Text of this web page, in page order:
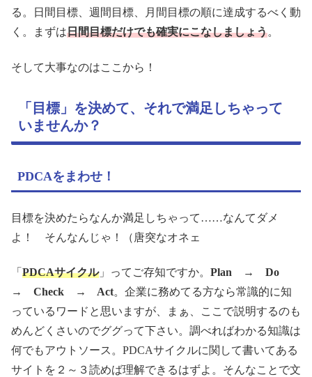
る。日間目標、週間目標、月間目標の順に達成するべく動
く。まずは日間目標だけでも確実にこなしましょう。
そして大事なのはここから！
「目標」を決めて、それで満足しちゃって
いませんか？
PDCAをまわせ！
目標を決めたらなんか満足しちゃって……なんてダメ
よ！ そんなんじゃ！（唐突なオネェ
「 PDCAサイクル」ってご存知ですか。 Plan → Do
→ Check → Act。企業に務めてる方なら常識的に知
っているワードと思いますが、まぁ、ここで説明するのも
めんどくさいのでググって下さい。調べればわかる知識は
何でもアウトソース。PDCAサイクルに関して書いてある
サイトを２～３読めば理解できるはずよ。そんなことで文